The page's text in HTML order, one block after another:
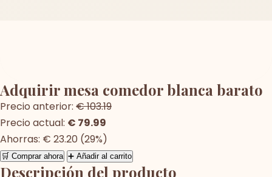
Adquirir mesa comedor blanca barato
Precio anterior: € 103.19
Precio actual: € 79.99
Ahorras: € 23.20 (29%)
🛒 Comprar ahora ➕ Añadir al carrito
Descripción del producto